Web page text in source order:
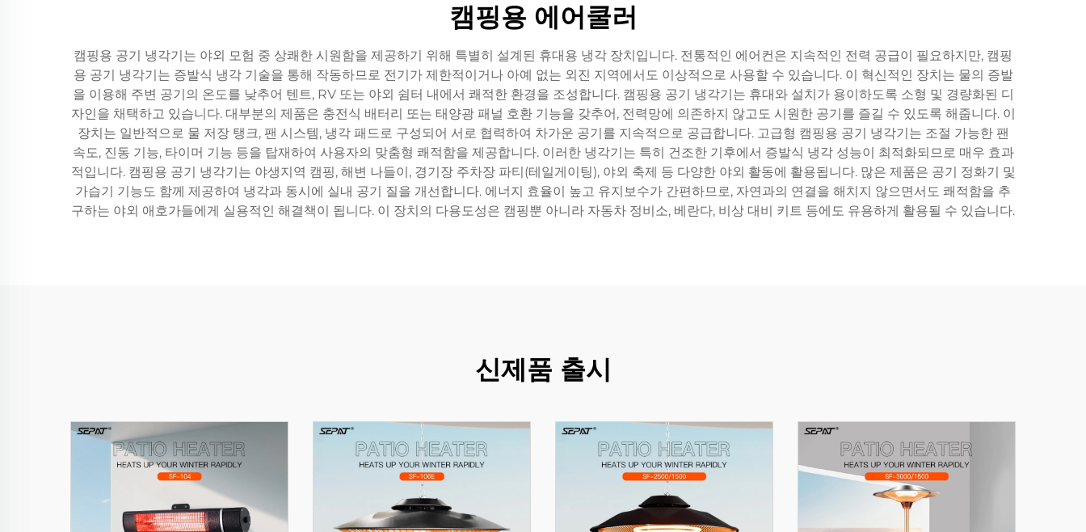
캠핑용 에어쿨러
캠핑용 공기 냉각기는 야외 모험 중 상쾌한 시원함을 제공하기 위해 특별히 설계된 휴대용 냉각 장치입니다. 전통적인 에어컨은 지속적인 전력 공급이 필요하지만, 캠핑
용 공기 냉각기는 증발식 냉각 기술을 통해 작동하므로 전기가 제한적이거나 아예 없는 외진 지역에서도 이상적으로 사용할 수 있습니다. 이 혁신적인 장치는 물의 증발
을 이용해 주변 공기의 온도를 낮추어 텐트, RV 또는 야외 쉼터 내에서 쾌적한 환경을 조성합니다. 캠핑용 공기 냉각기는 휴대와 설치가 용이하도록 소형 및 경량화된 디
자인을 채택하고 있습니다. 대부분의 제품은 충전식 배터리 또는 태양광 패널 호환 기능을 갖추어, 전력망에 의존하지 않고도 시원한 공기를 즐길 수 있도록 해줍니다. 이
장치는 일반적으로 물 저장 탱크, 팬 시스템, 냉각 패드로 구성되어 서로 협력하여 차가운 공기를 지속적으로 공급합니다. 고급형 캠핑용 공기 냉각기는 조절 가능한 팬
속도, 진동 기능, 타이머 기능 등을 탑재하여 사용자의 맞춤형 쾌적함을 제공합니다. 이러한 냉각기는 특히 건조한 기후에서 증발식 냉각 성능이 최적화되므로 매우 효과
적입니다. 캠핑용 공기 냉각기는 야생지역 캠핑, 해변 나들이, 경기장 주차장 파티(테일게이팅), 야외 축제 등 다양한 야외 활동에 활용됩니다. 많은 제품은 공기 정화기 및
가습기 기능도 함께 제공하여 냉각과 동시에 실내 공기 질을 개선합니다. 에너지 효율이 높고 유지보수가 간편하므로, 자연과의 연결을 해치지 않으면서도 쾌적함을 추
구하는 야외 애호가들에게 실용적인 해결책이 됩니다. 이 장치의 다용도성은 캠핑뿐 아니라 자동차 정비소, 베란다, 비상 대비 키트 등에도 유용하게 활용될 수 있습니다.
신제품 출시